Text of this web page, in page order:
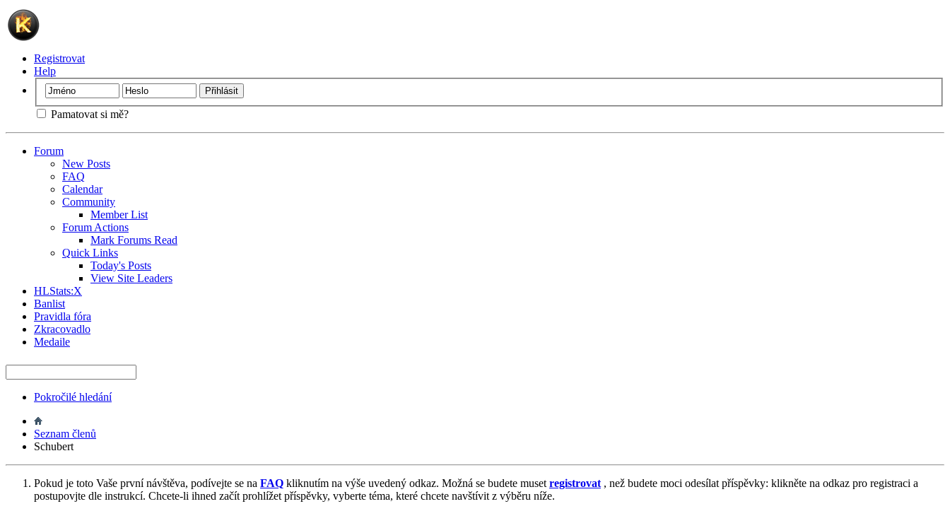
Registrovat
Help
Pamatovat si mě?
Forum
New Posts
FAQ
Calendar
Community
Member List
Forum Actions
Mark Forums Read
Quick Links
Today's Posts
View Site Leaders
HLStats:X
Banlist
Pravidla fóra
Zkracovadlo
Medaile
Pokročilé hledání
Seznam členů
Schubert
Pokud je toto Vaše první návštěva, podívejte se na FAQ kliknutím na výše uvedený odkaz. Možná se budete muset registrovat , než budete moci odesílat příspěvky: klikněte na odkaz pro registraci a
postupovjte dle instrukcí. Chcete-li ihned začít prohlížet příspěvky, vyberte téma, které chcete navštívit z výběru níže.